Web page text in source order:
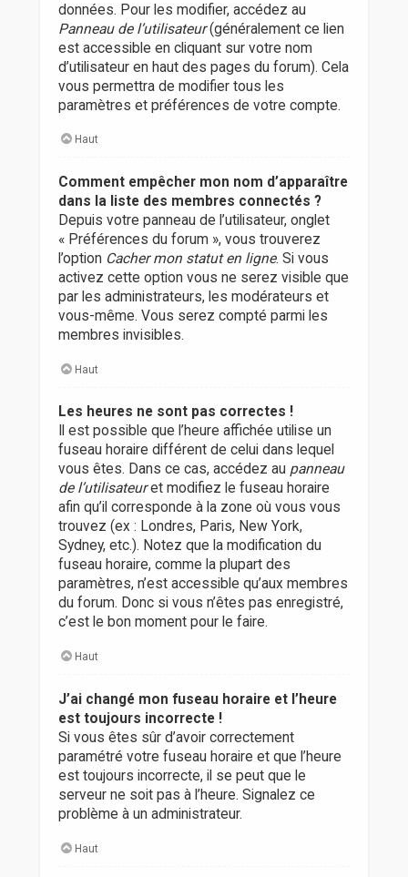
données. Pour les modifier, accédez au
Panneau de l’utilisateur(généralement ce lien
est accessible en cliquant sur votre nom
d’utilisateur en haut des pages du forum). Cela
vous permettra de modifier tous les
paramètres et préférences de votre compte.
Haut
Comment empêcher mon nom d’apparaître
dans la liste des membres connectés ?
Depuis votre panneau de l’utilisateur, onglet
« Préférences du forum », vous trouverez
l’option Cacher mon statut en ligne. Si vous
activez cette option vous ne serez visible que
par les administrateurs, les modérateurs et
vous-même. Vous serez compté parmi les
membres invisibles.
Haut
Les heures ne sont pas correctes !
Il est possible que l’heure affichée utilise un
fuseau horaire différent de celui dans lequel
vous êtes. Dans ce cas, accédez au panneau
de l’utilisateuret modifiez le fuseau horaire
afin qu’il corresponde à la zone où vous vous
trouvez (ex : Londres, Paris, New York,
Sydney, etc.). Notez que la modification du
fuseau horaire, comme la plupart des
paramètres, n’est accessible qu’aux membres
du forum. Donc si vous n’êtes pas enregistré,
c’est le bon moment pour le faire.
Haut
J’ai changé mon fuseau horaire et l’heure
est toujours incorrecte !
Si vous êtes sûr d’avoir correctement
paramétré votre fuseau horaire et que l’heure
est toujours incorrecte, il se peut que le
serveur ne soit pas à l’heure. Signalez ce
problème à un administrateur.
Haut